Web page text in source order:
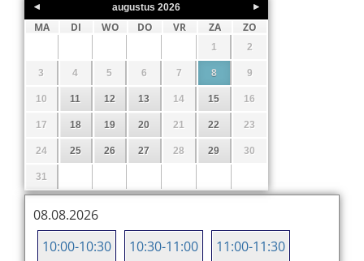
augustus 2026
MA DI WO DO VR ZA ZO
1 2
3 4 5 6 7 8 9
10 11 12 13 14 15 16
17 18 19 20 21 22 23
24 25 26 27 28 29 30
31
08.08.2026
10:00-10:30
10:30-11:00 11:00-11:30